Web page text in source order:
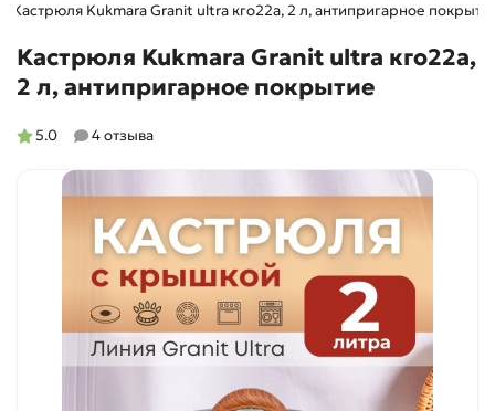
Кастрюля Kukmara Granit ultra кго22а, 2 л, антипригарное
Кастрюля Kukmara Granit ultra кго22а,
2 л, антипригарное покрытие
5.0 4 отзыва